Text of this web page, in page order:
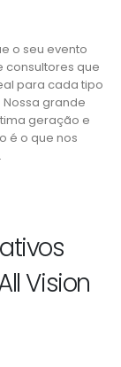
o seu evento
consultores que
para cada tipo
grande
geração e
é o que nos
Vision